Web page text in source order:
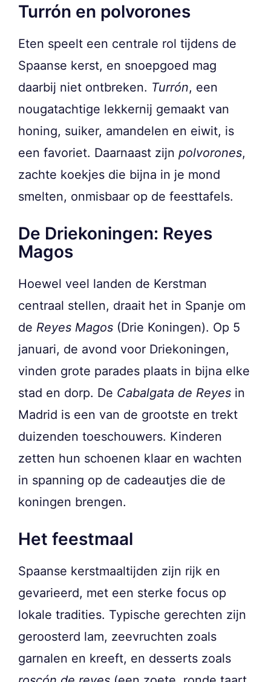
Turrón en polvorones
Eten speelt een centrale rol tijdens de
Spaanse kerst, en snoepgoed mag
daarbij niet ontbreken. Turrón, een
nougatachtige lekkernij gemaakt van
honing, suiker, amandelen en eiwit, is
een favoriet. Daarnaast zijn polvorones,
zachte koekjes die bijna in je mond
smelten, onmisbaar op de feesttafels.
De Driekoningen: Reyes
Magos
Hoewel veel landen de Kerstman
centraal stellen, draait het in Spanje om
de Reyes Magos (Drie Koningen). Op 5
januari, de avond voor Driekoningen,
vinden grote parades plaats in bijna elke
stad en dorp. De Cabalgata de Reyes in
Madrid is een van de grootste en trekt
duizenden toeschouwers. Kinderen
zetten hun schoenen klaar en wachten
in spanning op de cadeautjes die de
koningen brengen.
Het feestmaal
Spaanse kerstmaaltijden zijn rijk en
gevarieerd, met een sterke focus op
lokale tradities. Typische gerechten zijn
geroosterd lam, zeevruchten zoals
garnalen en kreeft, en desserts zoals